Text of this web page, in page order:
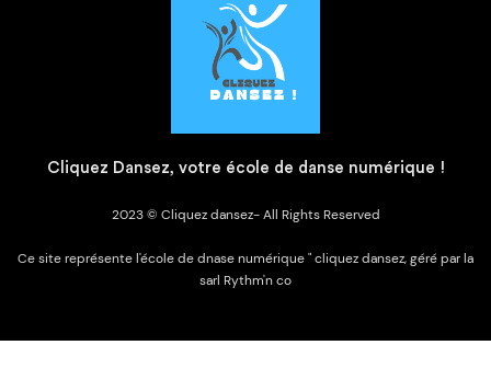
C liquez Dansez, votre école de danse numérique !
2023 © Cliquez dansez- All Rights Reserved
Ce site représente l'école de dnase numérique " cliquez dansez, géré par la
sarl Rythm'n co